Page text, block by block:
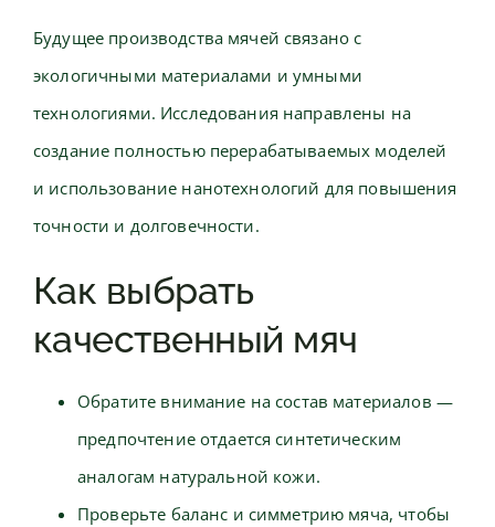
Будущее производства мячей связано с
экологичными материалами и умными
технологиями. Исследования направлены на
создание полностью перерабатываемых моделей
и использование нанотехнологий для повышения
точности и долговечности.
Как выбрать
качественный мяч
Обратите внимание на состав материалов —
предпочтение отдается синтетическим
аналогам натуральной кожи.
Проверьте баланс и симметрию мяча, чтобы